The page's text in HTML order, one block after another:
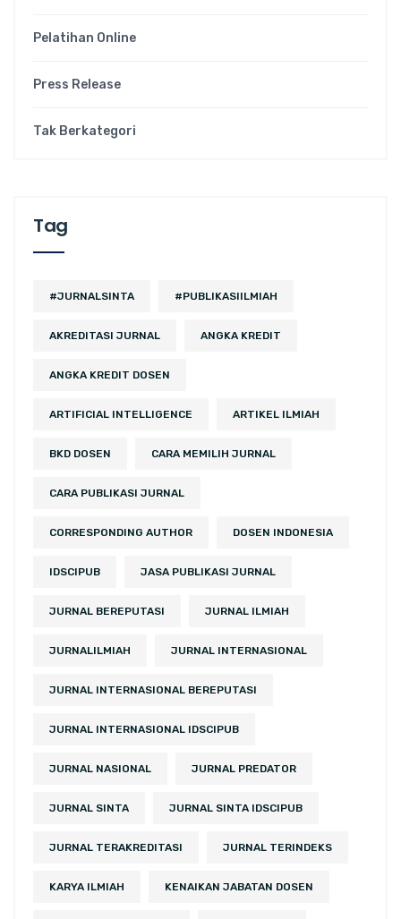
Pelatihan Online
Press Release
Tak Berkategori
Tag
#JURNALSINTA #PUBLIKASIILMIAH
AKREDITASI JURNAL ANGKA KREDIT
ANGKA KREDIT DOSEN
ARTIFICIAL INTELLIGENCE ARTIKEL ILMIAH
BKD DOSEN CARA MEMILIH JURNAL
CARA PUBLIKASI JURNAL
CORRESPONDING AUTHOR DOSEN INDONESIA
IDSCIPUB JASA PUBLIKASI JURNAL
JURNAL BEREPUTASI JURNAL ILMIAH
JURNALILMIAH JURNAL INTERNASIONAL
JURNAL INTERNASIONAL BEREPUTASI
JURNAL INTERNASIONAL IDSCIPUB
JURNAL NASIONAL JURNAL PREDATOR
JURNAL SINTA JURNAL SINTA IDSCIPUB
JURNAL TERAKREDITASI JURNAL TERINDEKS
KARYA ILMIAH KENAIKAN JABATAN DOSEN